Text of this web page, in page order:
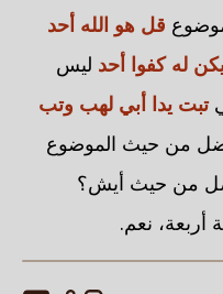
قل هو الله أحد
له كفوا أحد ليس
تبت يدا أبي لهب وتب
من حيث الموضوع
من حيث أيش؟
أربعة، نعم.